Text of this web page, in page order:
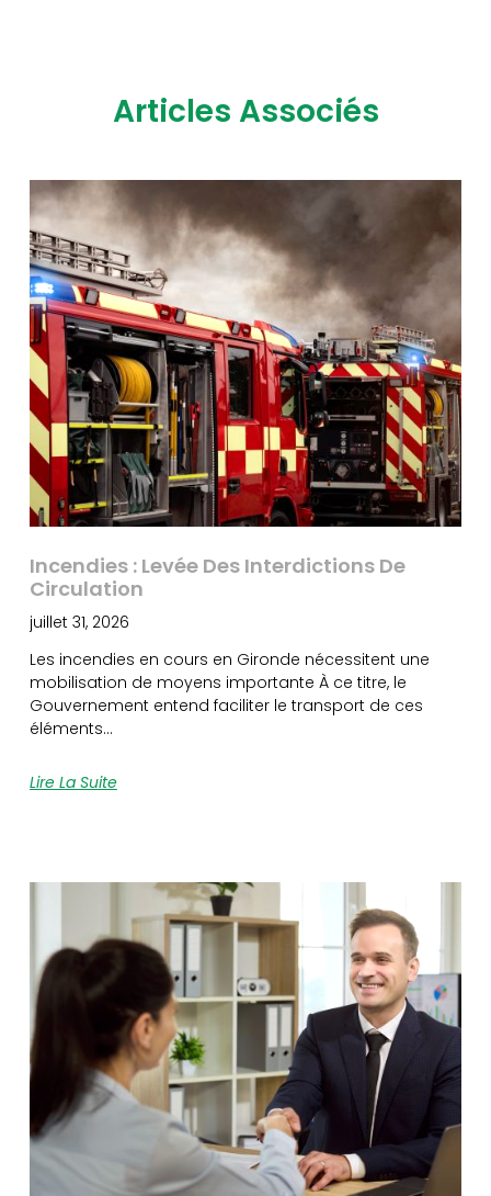
Articles Associés
Incendies : Levée Des Interdictions De
Circulation
juillet 31, 2026
Les incendies en cours en Gironde nécessitent une
mobilisation de moyens importante À ce titre, le
Gouvernement entend faciliter le transport de ces
éléments…
Lire La Suite